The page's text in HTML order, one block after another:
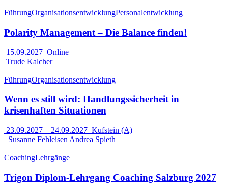
FührungOrganisationsentwicklungPersonalentwicklung
Polarity Management – Die Balance finden!
15.09.2027 Online
Trude Kalcher
FührungOrganisationsentwicklung
Wenn es still wird: Handlungssicherheit in
krisenhaften Situationen
23.09.2027 – 24.09.2027 Kufstein (A)
Susanne Fehleisen Andrea Spieth
CoachingLehrgänge
Trigon Diplom-Lehrgang Coaching Salzburg 2027